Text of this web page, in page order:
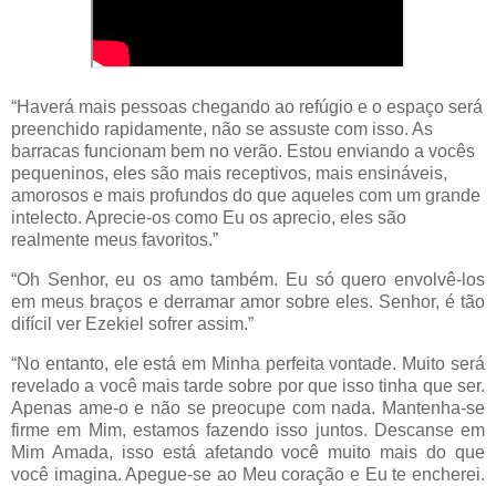
“Haverá mais pessoas chegando ao refúgio e o espaço será
preenchido rapidamente, não se assuste com isso. As
barracas funcionam bem no verão. Estou enviando a vocês
pequeninos, eles são mais receptivos, mais ensináveis,
amorosos e mais profundos do que aqueles com um grande
intelecto. Aprecie-os como Eu os aprecio, eles são
realmente meus favoritos.”
“Oh Senhor, eu os amo também. Eu só quero envolvê-los
em meus braços e derramar amor sobre eles. Senhor, é tão
difícil ver Ezekiel sofrer assim.”
“No entanto, ele está em Minha perfeita vontade. Muito será
revelado a você mais tarde sobre por que isso tinha que ser.
Apenas ame-o e não se preocupe com nada. Mantenha-se
firme em Mim, estamos fazendo isso juntos. Descanse em
Mim Amada, isso está afetando você muito mais do que
você imagina. Apegue-se ao Meu coração e Eu te encherei.